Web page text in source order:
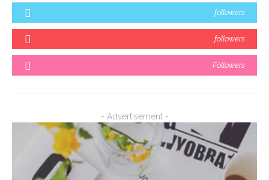
followers
followers
Followers
- Advertisement -